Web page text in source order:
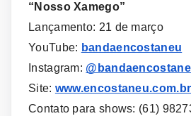
“Nosso Xamego”
Lançamento: 21 de março
YouTube: bandaencostaneu
Instagram:
Site: www.encostaneu.com.br
Contato para shows: (61)